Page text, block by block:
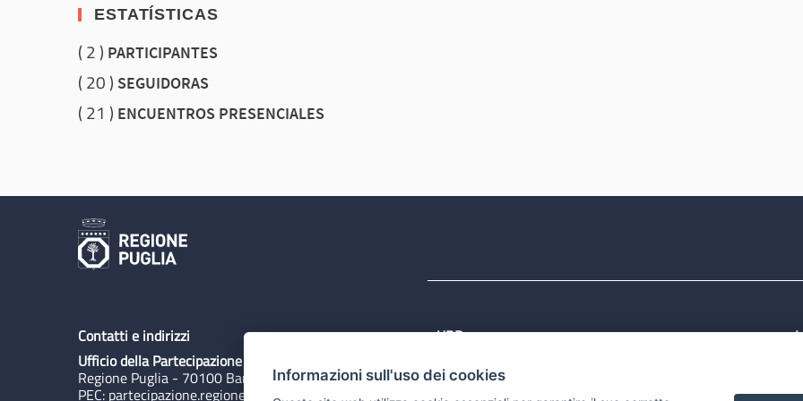
ESTATÍSTICAS
2 PARTICIPANTES
20 SEGUIDORAS
21 ENCUENTROS PRESENCIALES
Contatti e indirizzi
Ufficio della Partecipazione
Regione Puglia - 70100 Bari, Lungomare N. Sauro 31
PEC: partecipazione.regione@pec.rupar.puglia.it
URP
Email:quiregione@regione.puglia.it
Rubrica
Informazioni sull'uso dei cookies